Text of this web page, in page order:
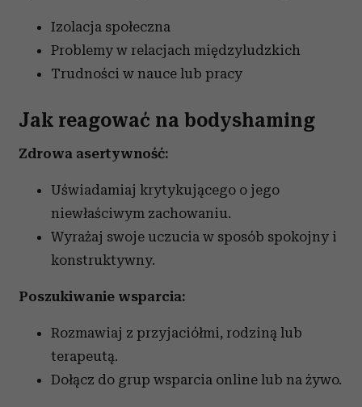
Izolacja społeczna
Problemy w relacjach międzyludzkich
Trudności w nauce lub pracy
Jak reagować na bodyshaming
Zdrowa asertywność:
Uświadamiaj krytykującego o jego
niewłaściwym zachowaniu.
Wyrażaj swoje uczucia w sposób spokojny i
konstruktywny.
Poszukiwanie wsparcia:
Rozmawiaj z przyjaciółmi, rodziną lub
terapeutą.
Dołącz do grup wsparcia online lub na żywo.